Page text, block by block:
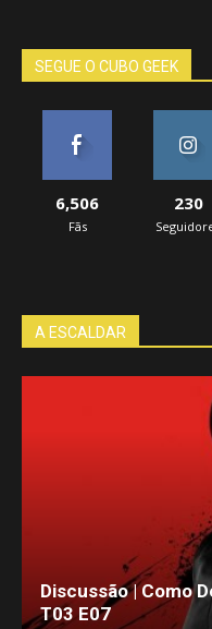
SEGUE O CUBO GEEK
6,506
Fãs
230
A ESCALDAR
Discussão | Como
T03 E07